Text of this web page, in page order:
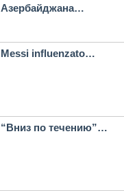
Азербайджана…
Messi influenzato…
“Вниз по течению”…